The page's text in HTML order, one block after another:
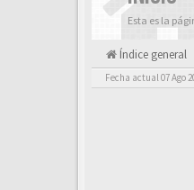
Esta es la
Índice general
Fecha actual 07 Ago